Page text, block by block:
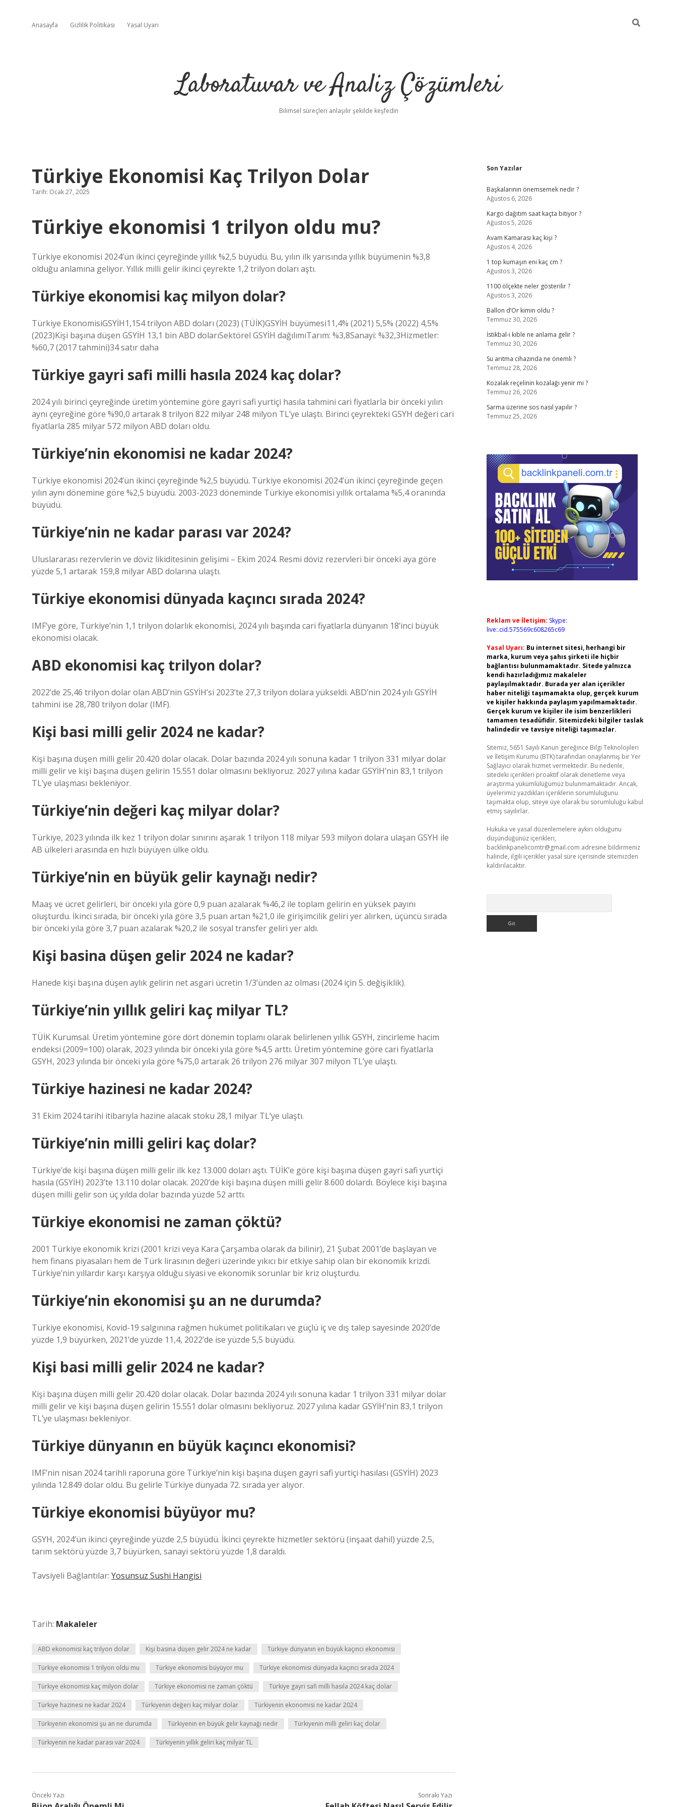
Anasayfa Gizlilik Politikası Yasal Uyarı
Laboratuvar ve Analiz Çözümleri
Bilimsel süreçleri anlaşılır şekilde keşfedin
Türkiye Ekonomisi Kaç Trilyon Dolar
Tarih: Ocak 27, 2025
Türkiye ekonomisi 1 trilyon oldu mu?
Türkiye ekonomisi 2024’ün ikinci çeyreğinde yıllık %2,5 büyüdü. Bu, yılın ilk yarısında yıllık büyümenin %3,8
olduğu anlamına geliyor. Yıllık milli gelir ikinci çeyrekte 1,2 trilyon doları aştı.
Türkiye ekonomisi kaç milyon dolar?
Türkiye EkonomisiGSYİH1,154 trilyon ABD doları (2023) (TÜİK)GSYİH büyümesi11,4% (2021) 5,5% (2022) 4,5%
(2023)Kişi başına düşen GSYİH 13,1 bin ABD dolarıSektörel GSYİH dağılımıTarım: %3,8Sanayi: %32,3Hizmetler:
%60,7 (2017 tahmini)34 satır daha
Türkiye gayri safi milli hasıla 2024 kaç dolar?
2024 yılı birinci çeyreğinde üretim yöntemine göre gayri safi yurtiçi hasıla tahmini cari fiyatlarla bir önceki yılın
aynı çeyreğine göre %90,0 artarak 8 trilyon 822 milyar 248 milyon TL’ye ulaştı. Birinci çeyrekteki GSYH değeri cari
fiyatlarla 285 milyar 572 milyon ABD doları oldu.
Türkiye’nin ekonomisi ne kadar 2024?
Türkiye ekonomisi 2024’ün ikinci çeyreğinde %2,5 büyüdü. Türkiye ekonomisi 2024’ün ikinci çeyreğinde geçen
yılın aynı dönemine göre %2,5 büyüdü. 2003-2023 döneminde Türkiye ekonomisi yıllık ortalama %5,4 oranında
büyüdü.
Türkiye’nin ne kadar parası var 2024?
Uluslararası rezervlerin ve döviz likiditesinin gelişimi – Ekim 2024. Resmi döviz rezervleri bir önceki aya göre
yüzde 5,1 artarak 159,8 milyar ABD dolarına ulaştı.
Türkiye ekonomisi dünyada kaçıncı sırada 2024?
IMF’ye göre, Türkiye’nin 1,1 trilyon dolarlık ekonomisi, 2024 yılı başında cari fiyatlarla dünyanın 18’inci büyük
ekonomisi olacak.
ABD ekonomisi kaç trilyon dolar?
2022’de 25,46 trilyon dolar olan ABD’nin GSYİH’si 2023’te 27,3 trilyon dolara yükseldi. ABD’nin 2024 yılı GSYİH
tahmini ise 28,780 trilyon dolar (IMF).
Kişi basi milli gelir 2024 ne kadar?
Kişi başına düşen milli gelir 20.420 dolar olacak. Dolar bazında 2024 yılı sonuna kadar 1 trilyon 331 milyar dolar
milli gelir ve kişi başına düşen gelirin 15.551 dolar olmasını bekliyoruz. 2027 yılına kadar GSYİH’nin 83,1 trilyon
TL’ye ulaşması bekleniyor.
Türkiye’nin değeri kaç milyar dolar?
Türkiye, 2023 yılında ilk kez 1 trilyon dolar sınırını aşarak 1 trilyon 118 milyar 593 milyon dolara ulaşan GSYH ile
AB ülkeleri arasında en hızlı büyüyen ülke oldu.
Türkiye’nin en büyük gelir kaynağı nedir?
Maaş ve ücret gelirleri, bir önceki yıla göre 0,9 puan azalarak %46,2 ile toplam gelirin en yüksek payını
oluşturdu. İkinci sırada, bir önceki yıla göre 3,5 puan artan %21,0 ile girişimcilik geliri yer alırken, üçüncü sırada
bir önceki yıla göre 3,7 puan azalarak %20,2 ile sosyal transfer geliri yer aldı.
Kişi basina düşen gelir 2024 ne kadar?
Hanede kişi başına düşen aylık gelirin net asgari ücretin 1/3’ünden az olması (2024 için 5. değişiklik).
Türkiye’nin yıllık geliri kaç milyar TL?
TÜİK Kurumsal. Üretim yöntemine göre dört dönemin toplamı olarak belirlenen yıllık GSYH, zincirleme hacim
endeksi (2009=100) olarak, 2023 yılında bir önceki yıla göre %4,5 arttı. Üretim yöntemine göre cari fiyatlarla
GSYH, 2023 yılında bir önceki yıla göre %75,0 artarak 26 trilyon 276 milyar 307 milyon TL’ye ulaştı.
Türkiye hazinesi ne kadar 2024?
31 Ekim 2024 tarihi itibarıyla hazine alacak stoku 28,1 milyar TL’ye ulaştı.
Türkiye’nin milli geliri kaç dolar?
Türkiye’de kişi başına düşen milli gelir ilk kez 13.000 doları aştı. TÜİK’e göre kişi başına düşen gayri safi yurtiçi
hasıla (GSYİH) 2023’te 13.110 dolar olacak. 2020’de kişi başına düşen milli gelir 8.600 dolardı. Böylece kişi başına
düşen milli gelir son üç yılda dolar bazında yüzde 52 arttı.
Türkiye ekonomisi ne zaman çöktü?
2001 Türkiye ekonomik krizi (2001 krizi veya Kara Çarşamba olarak da bilinir), 21 Şubat 2001’de başlayan ve
hem finans piyasaları hem de Türk lirasının değeri üzerinde yıkıcı bir etkiye sahip olan bir ekonomik krizdi.
Türkiye’nin yıllardır karşı karşıya olduğu siyasi ve ekonomik sorunlar bir kriz oluşturdu.
Türkiye’nin ekonomisi şu an ne durumda?
Türkiye ekonomisi, Kovid-19 salgınına rağmen hükümet politikaları ve güçlü iç ve dış talep sayesinde 2020’de
yüzde 1,9 büyürken, 2021’de yüzde 11,4, 2022’de ise yüzde 5,5 büyüdü.
Kişi basi milli gelir 2024 ne kadar?
Kişi başına düşen milli gelir 20.420 dolar olacak. Dolar bazında 2024 yılı sonuna kadar 1 trilyon 331 milyar dolar
milli gelir ve kişi başına düşen gelirin 15.551 dolar olmasını bekliyoruz. 2027 yılına kadar GSYİH’nin 83,1 trilyon
TL’ye ulaşması bekleniyor.
Türkiye dünyanın en büyük kaçıncı ekonomisi?
IMF’nin nisan 2024 tarihli raporuna göre Türkiye’nin kişi başına düşen gayri safi yurtiçi hasılası (GSYİH) 2023
yılında 12.849 dolar oldu. Bu gelirle Türkiye dünyada 72. sırada yer alıyor.
Türkiye ekonomisi büyüyor mu?
GSYH, 2024’ün ikinci çeyreğinde yüzde 2,5 büyüdü. İkinci çeyrekte hizmetler sektörü (inşaat dahil) yüzde 2,5,
tarım sektörü yüzde 3,7 büyürken, sanayi sektörü yüzde 1,8 daraldı.
Tavsiyeli Bağlantılar: Yosunsuz Sushi Hangisi
Tarih: Makaleler
ABD ekonomisi kaç trilyon dolar Kişi basina düşen gelir 2024 ne kadar Türkiye dünyanın en büyük kaçıncı ekonomisi
Türkiye ekonomisi 1 trilyon oldu mu Türkiye ekonomisi büyüyor mu Türkiye ekonomisi dünyada kaçıncı sırada 2024
Türkiye ekonomisi kaç milyon dolar Türkiye ekonomisi ne zaman çöktü Türkiye gayri safi milli hasıla 2024 kaç dolar
Türkiye hazinesi ne kadar 2024 Türkiyenin değeri kaç milyar dolar Türkiyenin ekonomisi ne kadar 2024
Türkiyenin ekonomisi şu an ne durumda Türkiyenin en büyük gelir kaynağı nedir Türkiyenin milli geliri kaç dolar
Türkiyenin ne kadar parası var 2024 Türkiyenin yıllık geliri kaç milyar TL
Önceki Yazı Sonraki Yazı
Sidebar
Son Yazılar
Başkalarının önemsemek nedir ?
Ağustos 6, 2026
Kargo dağıtım saat kaçta bitiyor ?
Ağustos 5, 2026
Avam Kamarası kaç kişi ?
Ağustos 4, 2026
1 top kumaşın eni kaç cm ?
Ağustos 3, 2026
1100 ölçekte neler gösterilir ?
Ağustos 3, 2026
Ballon d’Or kimin oldu ?
Temmuz 30, 2026
İstikbal-i kıble ne anlama gelir ?
Temmuz 30, 2026
Su arıtma cihazında ne önemli ?
Temmuz 28, 2026
Kozalak reçelinin kozalağı yenir mi ?
Temmuz 26, 2026
Sarma üzerine sos nasıl yapılır ?
Temmuz 25, 2026
Reklam ve İletişim: Skype:
live:.cid.575569c608265c69
Yasal Uyarı: Bu internet sitesi, herhangi bir
marka, kurum veya şahıs şirketi ile hiçbir
bağlantısı bulunmamaktadır. Sitede yalnızca
kendi hazırladığımız makaleler
paylaşılmaktadır. Burada yer alan içerikler
haber niteliği taşımamakta olup, gerçek kurum
ve kişiler hakkında paylaşım yapılmamaktadır.
Gerçek kurum ve kişiler ile isim benzerlikleri
tamamen tesadüfidir. Sitemizdeki bilgiler taslak
halindedir ve tavsiye niteliği taşımazlar.
Sitemiz, 5651 Sayılı Kanun gereğince Bilgi Teknolojileri
ve İletişim Kurumu (BTK) tarafından onaylanmış bir Yer
Sağlayıcı olarak hizmet vermektedir. Bu nedenle,
sitedeki içerikleri proaktif olarak denetleme veya
araştırma yükümlülüğümüz bulunmamaktadır. Ancak,
üyelerimiz yazdıkları içeriklerin sorumluluğunu
taşımakta olup, siteye üye olarak bu sorumluluğu kabul
etmiş sayılırlar.
Hukuka ve yasal düzenlemelere aykırı olduğunu
düşündüğünüz içerikleri,
backlinkpanelicomtr@gmail.com adresine bildirmeniz
halinde, ilgili içerikler yasal süre içerisinde sitemizden
kaldırılacaktır.